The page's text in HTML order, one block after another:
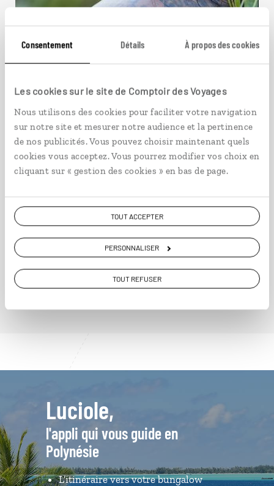
Consentement Détails À propos des cookies
Les cookies sur le site de Comptoir des Voyages
Nous utilisons des cookies pour faciliter votre navigation
sur notre site et mesurer notre audience et la pertinence
de nos publicités. Vous pouvez choisir maintenant quels
cookies vous acceptez. Vous pourrez modifier vos choix en
cliquant sur « gestion des cookies » en bas de page.
TOUT ACCEPTER
PERSONNALISER
TOUT REFUSER
Les Marquises dans la peau
Circuit polynésien aux Marquises : Nuku Hiva, Ua
Pou, Ua Huka et Hiva Oa.
17 jours / 14 nuits
VOIR NOS 12 IDÉES DE VOYAGE EN POLYNÉSIE
Luciole,
l'appli qui vous guide en
Polynésie
L’itinéraire vers votre bungalow